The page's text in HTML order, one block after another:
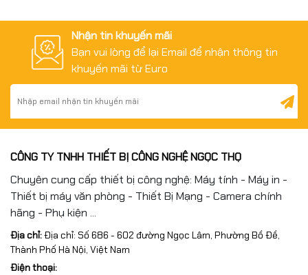
Nhận tin khuyến mãi
Bạn vui lòng để lại Email để nhận thông tin
khuyến mãi từ Euro
CÔNG TY TNHH THIẾT BỊ CÔNG NGHỆ NGỌC THỌ
Chuyên cung cấp thiết bị công nghệ: Máy tính - Máy in -
Thiết bị máy văn phòng - Thiết Bị Mạng - Camera chính
hãng - Phụ kiện ...
Địa chỉ:Địa chỉ: Số 686 - 602 đường Ngọc Lâm, Phường Bồ Đề,
Thành Phố Hà Nội, Việt Nam
Điện thoại: